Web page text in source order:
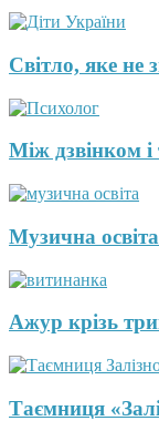
Світло, яке не
Між дзвінком
Музична освіта
Ажур крізь
Таємниця